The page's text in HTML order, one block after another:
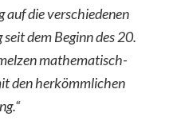
die verschiedenen
dem Beginn des 20.
mathematisch-
den herkömmlichen